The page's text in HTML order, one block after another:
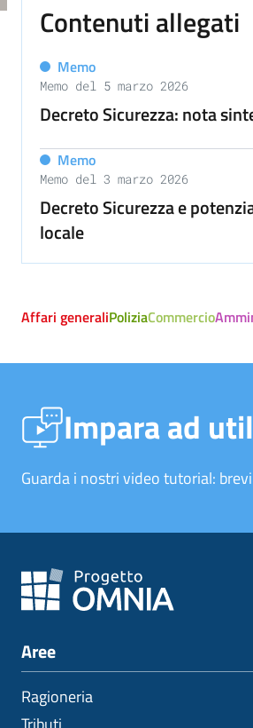
Contenuti allegati
Memo
Memo del 5 marzo 2026
Decreto Sicurezza: nota
Memo
Memo del 3 marzo 2026
Decreto Sicurezza e
locale
Affari generaliPoliziaCommercio
Impara ad
Guarda i nostri video tutorial:
Aree
Ragioneria